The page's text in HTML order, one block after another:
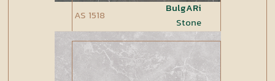
BulgARi
Stone
AS 1518